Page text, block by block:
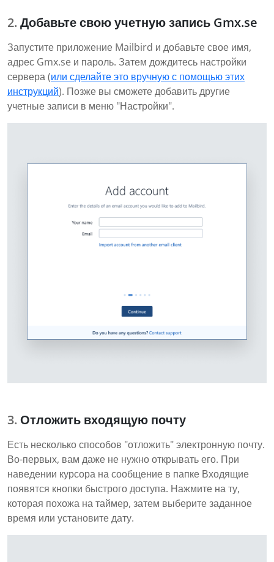
Добавьте свою учетную запись Gmx.se
Запустите приложение Mailbird и добавьте свое имя,
адрес Gmx.se и пароль. Затем дождитесь настройки
сервера (или сделайте это вручную с помощью этих
инструкций). Позже вы сможете добавить другие
учетные записи в меню "Настройки".
Отложить входящую почту
Есть несколько способов "отложить" электронную почту.
Во-первых, вам даже не нужно открывать его. При
наведении курсора на сообщение в папке Входящие
появятся кнопки быстрого доступа. Нажмите на ту,
которая похожа на таймер, затем выберите заданное
время или установите дату.